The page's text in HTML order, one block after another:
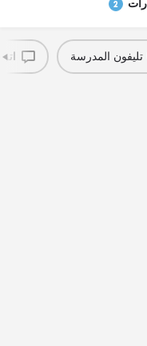
2
تليفون المدرسة